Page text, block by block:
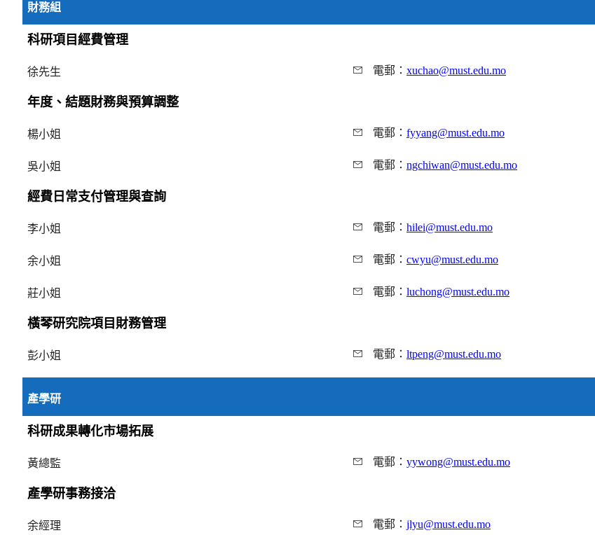
財務組
科研項目經費管理
徐先生 電郵： xuchao@must.edu.mo
年度、結題財務與預算調整
楊小姐 電郵： fyyang@must.edu.mo
吳小姐 電郵： ngchiwan@must.edu.mo
經費日常支付管理與查詢
李小姐 電郵： hilei@must.edu.mo
余小姐 電郵： cwyu@must.edu.mo
莊小姐 電郵： luchong@must.edu.mo
橫琴研究院項目財務管理
彭小姐 電郵： ltpeng@must.edu.mo
產學研
科研成果轉化市場拓展
黃總監 電郵： yywong@must.edu.mo
產學研事務接洽
余經理 電郵： jlyu@must.edu.mo